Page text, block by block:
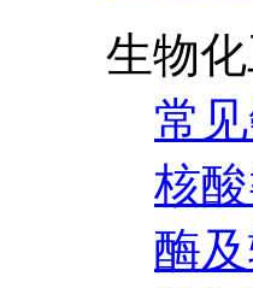
生物
常
核
酶